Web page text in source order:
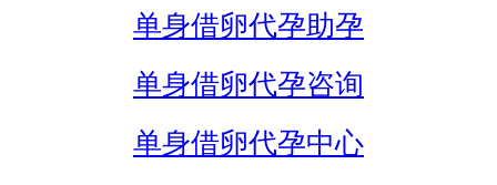
单身借卵代孕助孕
单身借卵代孕咨询
单身借卵代孕中心